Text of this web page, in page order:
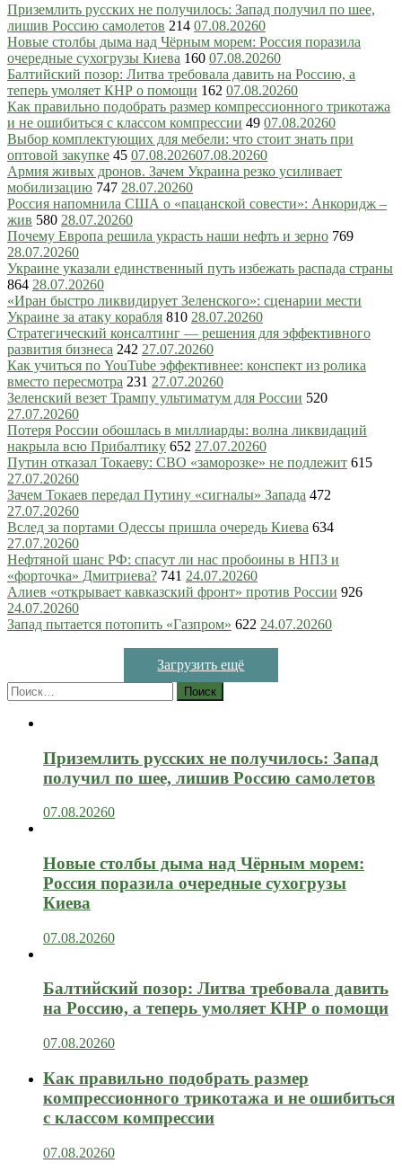
Приземлить русских не получилось: Запад получил по шее,
лишив Россию самолетов 214 07.08.20260
Новые столбы дыма над Чёрным морем: Россия поразила
очередные сухогрузы Киева 160 07.08.20260
Балтийский позор: Литва требовала давить на Россию, а
теперь умоляет КНР о помощи 162 07.08.20260
Как правильно подобрать размер компрессионного трикотажа
и не ошибиться с классом компрессии 49 07.08.20260
Выбор комплектующих для мебели: что стоит знать при
оптовой закупке 45 07.08.202607.08.20260
Армия живых дронов. Зачем Украина резко усиливает
мобилизацию 747 28.07.20260
Россия напомнила США о «пацанской совести»: Анкоридж –
жив 580 28.07.20260
Почему Европа решила украсть наши нефть и зерно 769
28.07.20260
Украине указали единственный путь избежать распада страны
864 28.07.20260
«Иран быстро ликвидирует Зеленского»: сценарии мести
Украине за атаку корабля 810 28.07.20260
Стратегический консалтинг — решения для эффективного
развития бизнеса 242 27.07.20260
Как учиться по YouTube эффективнее: конспект из ролика
вместо пересмотра 231 27.07.20260
Зеленский везет Трампу ультиматум для России 520
27.07.20260
Потеря России обошлась в миллиарды: волна ликвидаций
накрыла всю Прибалтику 652 27.07.20260
Путин отказал Токаеву: СВО «заморозке» не подлежит 615
27.07.20260
Зачем Токаев передал Путину «сигналы» Запада 472
27.07.20260
Вслед за портами Одессы пришла очередь Киева 634
27.07.20260
Нефтяной шанс РФ: спасут ли нас пробоины в НПЗ и
«форточка» Дмитриева? 741 24.07.20260
Алиев «открывает кавказский фронт» против России 926
24.07.20260
Запад пытается потопить «Газпром» 622 24.07.20260
Загрузить ещё
Найти:
Приземлить русских не получилось: Запад
получил по шее, лишив Россию самолетов
07.08.20260
Новые столбы дыма над Чёрным морем:
Россия поразила очередные сухогрузы
Киева
07.08.20260
Балтийский позор: Литва требовала давить
на Россию, а теперь умоляет КНР о помощи
07.08.20260
Как правильно подобрать размер
компрессионного трикотажа и не ошибиться
с классом компрессии
07.08.20260